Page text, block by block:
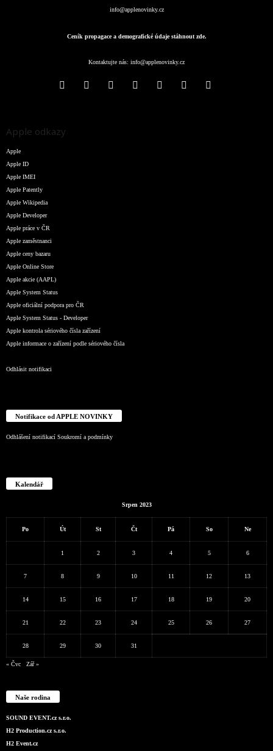
info@applenovinky.cz
Ceník propagace a demografické údaje stáhnout zde.
Kontaktujte nás: info@applenovinky.cz
Apple odkazy
Apple
Apple ID
Apple IMEI
Apple Patently
Apple Wikipedia
Apple Developer
Apple práce v ČR
Apple zaměstnanci
Apple ceny bazaru
Apple Online Store
Apple akcie (AAPL)
Apple System Status
Apple oficiální podpora pro ČR
Apple System Status - Developer
Apple kontrola sériového čísla zařízení
Apple informace o zařízení podle sériového čísla
Odhlásit notifikaci
Notifikace od APPLE NOVINKY
Odhlášení notifikací Soukromí a podmínky
Kalendář
Srpen 2023
Po Út St Čt Pá So Ne
1 2 3 4 5 6
7 8 9 10 11 12 13
14 15 16 17 18 19 20
21 22 23 24 25 26 27
28 29 30 31
« Čvc Zář »
Naše rodina
SOUND EVENT.cz s.r.o.
H2 Production.cz s.r.o.
H2 Event.cz